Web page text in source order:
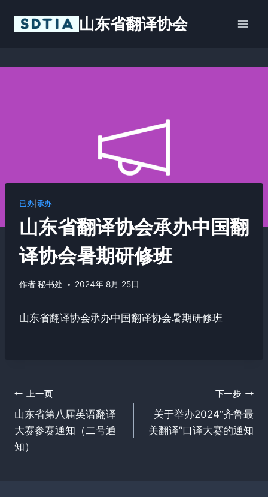
山东省翻译协会
已办| 承办
山东省翻译协会承办中国翻
译协会暑期研修班
作者秘书处 2024年 8月 25日
山东省翻译协会承办中国翻译协会暑期研修班
文
章
导
上一页
山东省第八届英语翻译
大赛参赛通知（二号通
知）
下一步
关于举办2024“齐鲁最
美翻译”口译大赛的通知